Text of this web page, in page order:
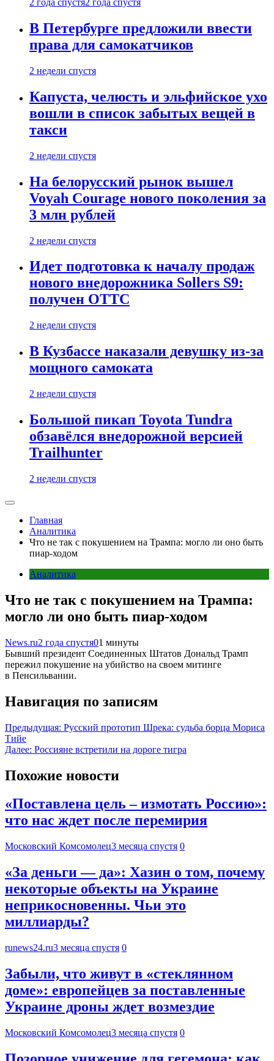
2 года спустя2 года спустя
В Петербурге предложили ввести
права для самокатчиков
2 недели спустя
Капуста, челюсть и эльфийское ухо
вошли в список забытых вещей в
такси
2 недели спустя
На белорусский рынок вышел
Voyah Courage нового поколения за
3 млн рублей
2 недели спустя
Идет подготовка к началу продаж
нового внедорожника Sollers S9:
получен ОТТС
2 недели спустя
В Кузбассе наказали девушку из-за
мощного самоката
2 недели спустя
Большой пикап Toyota Tundra
обзавёлся внедорожной версией
Trailhunter
2 недели спустя
Главная
Аналитика
Что не так с покушением на Трампа: могло ли оно быть
пиар-ходом
Аналитика
Что не так с покушением на Трампа:
могло ли оно быть пиар-ходом
News.ru2 года спустя01 минуты
Бывший президент Соединенных Штатов Дональд Трамп
пережил покушение на убийство на своем митинге
в Пенсильвании.
Навигация по записям
Предыдущая: Русский прототип Шрека: судьба борца Мориса
Тийе
Далее: Россияне встретили на дороге тигра
Похожие новости
«Поставлена цель – измотать Россию»:
что нас ждет после перемирия
Московский Комсомолец3 месяца спустя 0
«За деньги — да»: Хазин о том, почему
некоторые объекты на Украине
неприкосновенны. Чьи это
миллиарды?
runews24.ru3 месяца спустя 0
Забыли, что живут в «стеклянном
доме»: европейцев за поставленные
Украине дроны ждет возмездие
Московский Комсомолец3 месяца спустя 0